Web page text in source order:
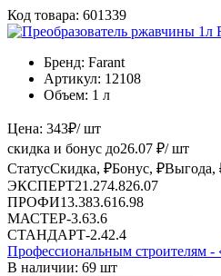
Код товара: 601339
Бренд: Farant
Артикул: 12108
Объем: 1 л
Цена: 343₽/ шт
скидка и бонус до26.07 ₽/ шт
СтатусСкидка, ₽Бонус, ₽Выгода,
ЭКСПЕРТ21.274.826.07
ПРОФИ13.383.616.98
МАСТЕР-3.63.6
СТАНДАРТ-2.42.4
Профессиональным строителям -
В наличии: 69 шт